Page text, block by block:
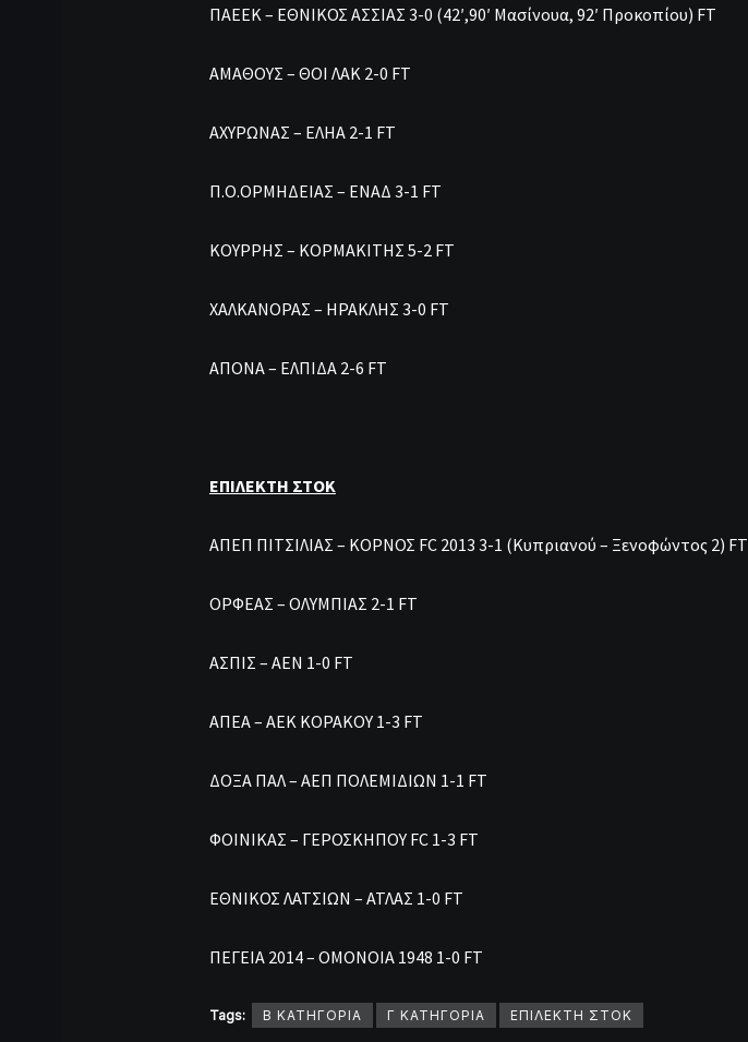
ΠΑΕΕΚ – ΕΘΝΙΚΟΣ ΑΣΣΙΑΣ 3-0 (42′,90′ Μασίνουα, 92′ Προκοπίου) FT
ΑΜΑΘΟΥΣ – ΘΟΙ ΛΑΚ 2-0 FT
ΑΧΥΡΩΝΑΣ – ΕΛΗΑ 2-1 FT
Π.Ο.ΟΡΜΗΔΕΙΑΣ – ΕΝΑΔ 3-1 FT
ΚΟΥΡΡΗΣ – ΚΟΡΜΑΚΙΤΗΣ 5-2 FT
ΧΑΛΚΑΝΟΡΑΣ – ΗΡΑΚΛΗΣ 3-0 FT
ΑΠΟΝΑ – ΕΛΠΙΔΑ 2-6 FT
ΕΠΙΛΕΚΤΗ ΣΤΟΚ
ΑΠΕΠ ΠΙΤΣΙΛΙΑΣ – ΚΟΡΝΟΣ FC 2013 3-1 (Κυπριανού – Ξενοφώντος 2) FT
ΟΡΦΕΑΣ – ΟΛΥΜΠΙΑΣ 2-1 FT
ΑΣΠΙΣ – ΑΕΝ 1-0 FT
ΑΠΕΑ – ΑΕΚ ΚΟΡΑΚΟΥ 1-3 FT
ΔΟΞΑ ΠΑΛ – ΑΕΠ ΠΟΛΕΜΙΔΙΩΝ 1-1 FT
ΦΟΙΝΙΚΑΣ – ΓΕΡΟΣΚΗΠΟΥ FC 1-3 FT
ΕΘΝΙΚΟΣ ΛΑΤΣΙΩΝ – ΑΤΛΑΣ 1-0 FT
ΠΕΓΕΙΑ 2014 – ΟΜΟΝΟΙΑ 1948 1-0 FT
Tags: Β ΚΑΤΗΓΟΡΙΑ Γ ΚΑΤΗΓΟΡΙΑ ΕΠΙΛΕΚΤΗ ΣΤΟΚ